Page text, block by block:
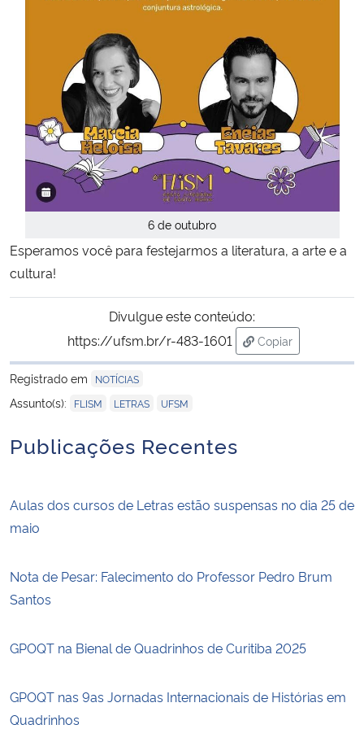
6 de outubro
Esperamos você para festejarmos a literatura, a arte e a
cultura!
Divulgue este conteúdo:
https://ufsm.br/r-483-1601
Copiar
para área de
Registrado em
NOTÍCIAS
Assunto(s): FLISM LETRAS UFSM
Publicações Recentes
Aulas dos cursos de Letras estão suspensas no dia 25 de
maio
Nota de Pesar: Falecimento do Professor Pedro Brum
Santos
GPOQT na Bienal de Quadrinhos de Curitiba 2025
GPOQT nas 9as Jornadas Internacionais de Histórias em
Quadrinhos